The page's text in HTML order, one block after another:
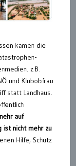
kamen die
z.B.
und Klubobfrau
statt Landhaus.
auf
ist nicht mehr zu
Hilfe, Schutz